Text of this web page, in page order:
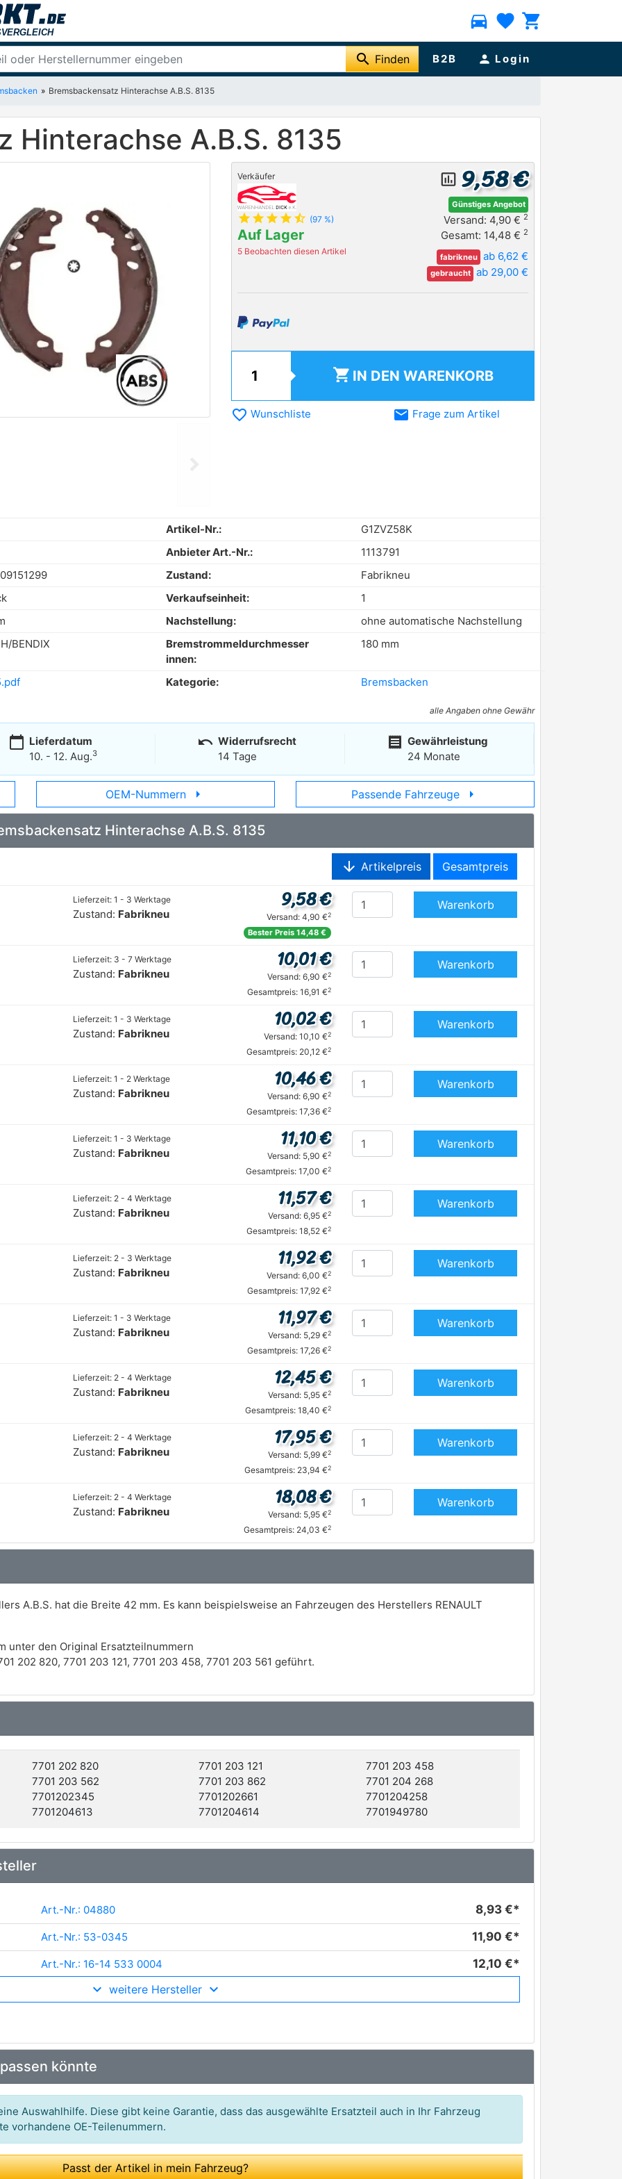
directions_car favorite shopping_cart
search Finden B2B person Login
Bremsbackensatz Hinterachse A.B.S. 8135
Hinterachse A.B.S. 8135
Verkäufer
star star star star star_half (97 %)
Auf Lager
5 Beobachten diesen Artikel
insert_chart_outlined 9,58 €
Günstiges Angebot
Versand: 4,90 € 2
Gesamt: 14,48 € 2
fabrikneu ab 6,62 €
gebraucht ab 29,00 €
shopping_cart IN DEN WARENKORB
favorite_border Wunschliste email Frage zum Artikel
Artikel-Nr.:
G1ZVZ58K
Anbieter Art.-Nr.:
1113791
Zustand:
Fabrikneu
Verkaufseinheit:
1
Nachstellung:
ohne automatische Nachstellung
BENDIX
Bremstrommeldurchmesser
innen:
180 mm
Kategorie: Bremsbacken
alle Angaben ohne Gewähr
calendar_today Lieferdatum
10. - 12. Aug.3
undo Widerrufsrecht
14 Tage
receipt Gewährleistung
24 Monate
OEM-Nummern arrow_right Passende Fahrzeuge arrow_right
Hinterachse A.B.S. 8135
arrow_downward Artikelpreis Gesamtpreis
Lieferzeit: 1 - 3 Werktage
Zustand: Fabrikneu
9,58 €
Versand: 4,90 €2
Bester Preis 14,48 €
Warenkorb
Lieferzeit: 3 - 7 Werktage
Zustand: Fabrikneu
10,01 €
Versand: 6,90 €2
Gesamtpreis: 16,91 €2
Warenkorb
Lieferzeit: 1 - 3 Werktage
Zustand: Fabrikneu
10,02 €
Versand: 10,10 €2
Gesamtpreis: 20,12 €2
Warenkorb
Lieferzeit: 1 - 2 Werktage
Zustand: Fabrikneu
10,46 €
Versand: 6,90 €2
Gesamtpreis: 17,36 €2
Warenkorb
Lieferzeit: 1 - 3 Werktage
Zustand: Fabrikneu
11,10 €
Versand: 5,90 €2
Gesamtpreis: 17,00 €2
Warenkorb
Lieferzeit: 2 - 4 Werktage
Zustand: Fabrikneu
11,57 €
Versand: 6,95 €2
Gesamtpreis: 18,52 €2
Warenkorb
Lieferzeit: 2 - 3 Werktage
Zustand: Fabrikneu
11,92 €
Versand: 6,00 €2
Gesamtpreis: 17,92 €2
Warenkorb
Lieferzeit: 1 - 3 Werktage
Zustand: Fabrikneu
11,97 €
Versand: 5,29 €2
Gesamtpreis: 17,26 €2
Warenkorb
Lieferzeit: 2 - 4 Werktage
Zustand: Fabrikneu
12,45 €
Versand: 5,95 €2
Gesamtpreis: 18,40 €2
Warenkorb
Lieferzeit: 2 - 4 Werktage
Zustand: Fabrikneu
17,95 €
Versand: 5,99 €2
Gesamtpreis: 23,94 €2
Warenkorb
Lieferzeit: 2 - 4 Werktage
Zustand: Fabrikneu
18,08 €
Versand: 5,95 €2
Gesamtpreis: 24,03 €2
Warenkorb
A.B.S. hat die Breite 42 mm. Es kann beispielsweise an Fahrzeugen des Herstellers RENAULT
unter den Original Ersatzteilnummern
202 820, 7701 203 121, 7701 203 458, 7701 203 561 geführt.
7701 202 820 7701 203 121
7701 203 458
7701 203 562 7701 203 862
7701 204 268
7701202345 7701202661
7701204258
7701204613 7701204614 7701949780
Art.-Nr.: 04880 8,93 €*
Art.-Nr.: 53-0345 11,90 €*
Art.-Nr.: 16-14 533 0004 12,10 €*
Art.-Nr.: 10990.100.6
Art.-Nr.: 2739476 16,05 €*
Art.-Nr.: 8121
Art.-Nr.: 8100 25002 23,86 €*
Art.-Nr.: 03013702092
Art.-Nr.: 37231 46,48 €*
weitere Hersteller
könnte
Auswahlhilfe. Diese gibt keine Garantie, dass das ausgewählte Ersatzteil auch in Ihr Fahrzeug
vorhandene OE-Teilenummern.
Passt der Artikel in mein Fahrzeug?